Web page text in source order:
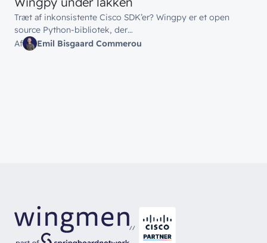
Træt af inkonsistente Cisco SDK’er? Wingpy er et open
source Python-bibliotek, der…
Af
Emil Bisgaard Commerou
//